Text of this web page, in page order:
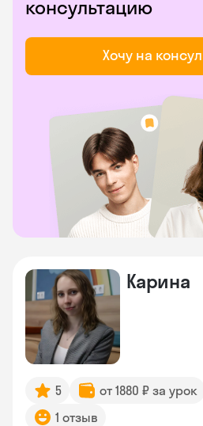
консультацию
Хочу на
Карина
5 от 1880 ₽ за урок
1 отзыв